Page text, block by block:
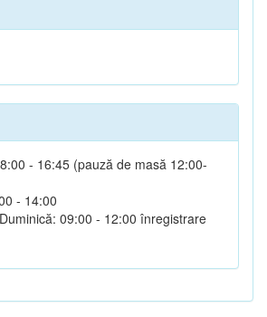
- 16:45 (pauză de masă 12:00-
- 14:00
09:00 - 12:00 înregistrare